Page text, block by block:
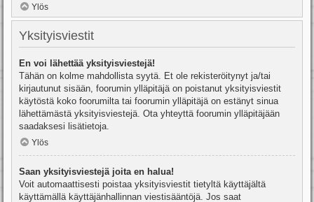
Ylös
Yksityisviestit
En voi lähettää yksityisviestejä!
Tähän on kolme mahdollista syytä. Et ole rekisteröitynyt ja/tai
kirjautunut sisään, foorumin ylläpitäjä on poistanut yksityisviestit
käytöstä koko foorumilta tai foorumin ylläpitäjä on estänyt sinua
lähettämästä yksityisviestejä. Ota yhteyttä foorumin ylläpitäjään
saadaksesi lisätietoja.
Ylös
Saan yksityisviestejä joita en halua!
Voit automaattisesti poistaa yksityisviestit tietyltä käyttäjältä
käyttämällä käyttäjänhallinnan viestisääntöjä. Jos saat